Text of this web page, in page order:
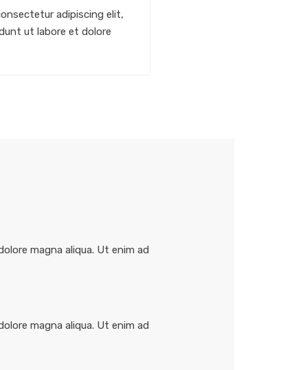
adipiscing elit,
ut labore et dolore
magna aliqua. Ut enim ad
magna aliqua. Ut enim ad